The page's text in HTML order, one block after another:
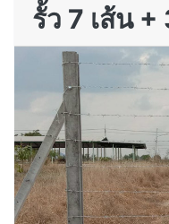
รั้ว 7 เส้น